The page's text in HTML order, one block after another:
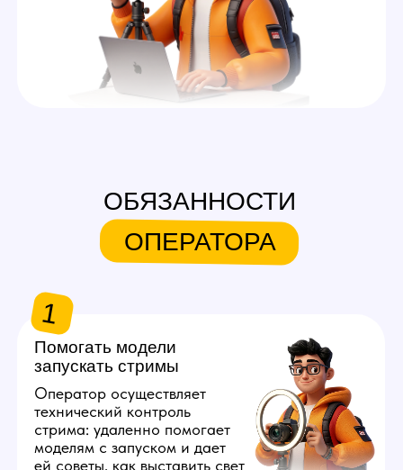
Оператор осуществляет
технический контроль
стрима: удаленно помогает
моделям с запуском и дает
ей советы, как выставить свет
и камеру в комнате.
вебкам студии отвечает
мемберам от имени модели.
Его задача — создавать
приятную обстановку,
располагающую к донатам
Подсказывать модели идеи
во время стрима
Весь стрим оператор должен
быть на связи с моделью:
он делится креативными
идеями того, что ей делать,
чтобы это понравилось
мемберам. Для этого важна
насмотренность в сфере 18+.
3